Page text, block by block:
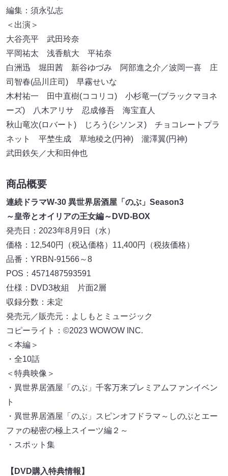
編集：須永弘志
＜出演＞
大谷亮平 武田玲奈
平岡祐太 浅香航大 平祐奈
白洲迅 堀田茜 新谷ゆづみ 阿部進之介／波岡一喜 庄
司智春(品川庄司) 早霧せいな
木村祐一 田中直樹(ココリコ) 小杉竜一(ブラックマヨネ
ーズ) 八木アリサ 忍成修吾 海宝直人
秋山竜次(ロバート) じろう(シソンヌ) チョコレートプラ
ネット 平埜生成 草地稜之(円神) 瀧澤翼(円神)
武田鉄矢／大和田伸也
商品概要
連続ドラマW-30 異世界居酒屋「のぶ」Season3
～皇帝とオイリアの王女編～DVD-BOX
発売日：2023年8月9日（水）
価格：12,540円（税込価格）11,400円（税抜価格）
品番：YRBN-91566～8
POS：4571487593591
仕様：DVD3枚組 片面2層
収録分数：未定
発売元／販売元：よしもとミュージック
コピーライト：©2023 WOWOW INC.
＜本編＞
・全10話
＜特典映像＞
・異世界居酒屋「のぶ」千客万来プレミアムファンイベン
ト
・異世界居酒屋「のぶ」スピンオフドラマ～しのぶとエー
ファの秘密の極上スイーツ編２～
・スポット集
【DVD購入特典情報】